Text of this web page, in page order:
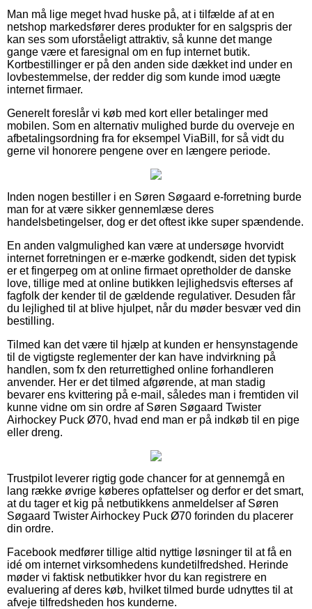
Man må lige meget hvad huske på, at i tilfælde af at en
netshop markedsfører deres produkter for en salgspris der
kan ses som uforståeligt attraktiv, så kunne det mange
gange være et faresignal om en fup internet butik.
Kortbestillinger er på den anden side dækket ind under en
lovbestemmelse, der redder dig som kunde imod uægte
internet firmaer.
Generelt foreslår vi køb med kort eller betalinger med
mobilen. Som en alternativ mulighed burde du overveje en
afbetalingsordning fra for eksempel ViaBill, for så vidt du
gerne vil honorere pengene over en længere periode.
Inden nogen bestiller i en Søren Søgaard e-forretning burde
man for at være sikker gennemlæse deres
handelsbetingelser, dog er det oftest ikke super spændende.
En anden valgmulighed kan være at undersøge hvorvidt
internet forretningen er e-mærke godkendt, siden det typisk
er et fingerpeg om at online firmaet opretholder de danske
love, tillige med at online butikken lejlighedsvis efterses af
fagfolk der kender til de gældende regulativer. Desuden får
du lejlighed til at blive hjulpet, når du møder besvær ved din
bestilling.
Tilmed kan det være til hjælp at kunden er hensynstagende
til de vigtigste reglementer der kan have indvirkning på
handlen, som fx den returrettighed online forhandleren
anvender. Her er det tilmed afgørende, at man stadig
bevarer ens kvittering på e-mail, således man i fremtiden vil
kunne vidne om sin ordre af Søren Søgaard Twister
Airhockey Puck Ø70, hvad end man er på indkøb til en pige
eller dreng.
Trustpilot leverer rigtig gode chancer for at gennemgå en
lang række øvrige køberes opfattelser og derfor er det smart,
at du tager et kig på netbutikkens anmeldelser af Søren
Søgaard Twister Airhockey Puck Ø70 forinden du placerer
din ordre.
Facebook medfører tillige altid nyttige løsninger til at få en
idé om internet virksomhedens kundetilfredshed. Herinde
møder vi faktisk netbutikker hvor du kan registrere en
evaluering af deres køb, hvilket tilmed burde udnyttes til at
afveje tilfredsheden hos kunderne.